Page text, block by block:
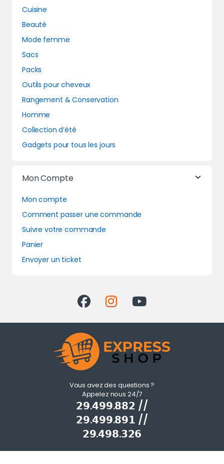
Cuisine
Beauté
Mode femme
Sacs
Packs
Outils pour cheveux
Rangement & Conservation
Homme
Collection d’été
Gadgets pour tous les jours
Mon Compte
Mon compte
Comment passer une commande
Suivre votre commande
Panier
Envoyer un ticket
Vous avez des questions ?
Appelez nous 24/7
𝟮𝟵.𝟰𝟵𝟵.𝟴𝟴𝟮 //
𝟮𝟵.𝟰𝟵𝟵.𝟴𝟵𝟭 //
𝟮𝟵.𝟰𝟵𝟴.𝟯𝟮𝟲